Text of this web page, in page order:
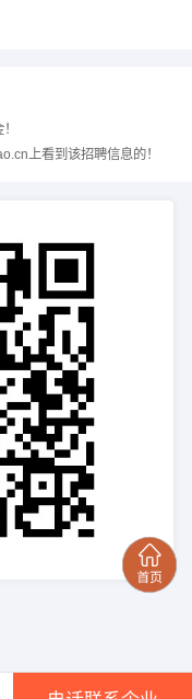
上看到该招聘信息的！